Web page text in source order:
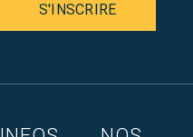
S'INSCRIRE